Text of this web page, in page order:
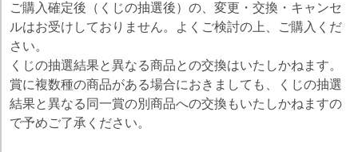
ご購入確定後（くじの抽選後）の、変更・交換・キャンセ
ルはお受けしておりません。よくご検討の上、ご購入くだ
さい。
くじの抽選結果と異なる商品との交換はいたしかねます。
賞に複数種の商品がある場合におきましても、くじの抽選
結果と異なる同一賞の別商品への交換もいたしかねますの
で予めご了承ください。